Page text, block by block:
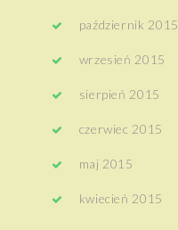
październik 2015
wrzesień 2015
sierpień 2015
czerwiec 2015
maj 2015
kwiecień 2015